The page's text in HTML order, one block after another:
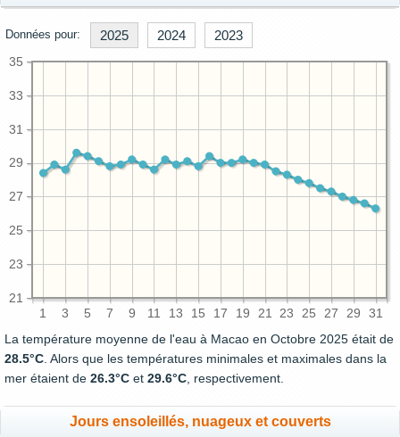
Données pour: 2025 2024 2023
1 3 5 7 9 11 13 15 17 19 21 23 25 27 29 31
21
23
25
27
29
31
33
35
La température moyenne de l'eau à Macao en Octobre 2025 était de
28.5°C. Alors que les températures minimales et maximales dans la
mer étaient de 26.3°C et 29.6°C, respectivement.
Jours ensoleillés, nuageux et couverts